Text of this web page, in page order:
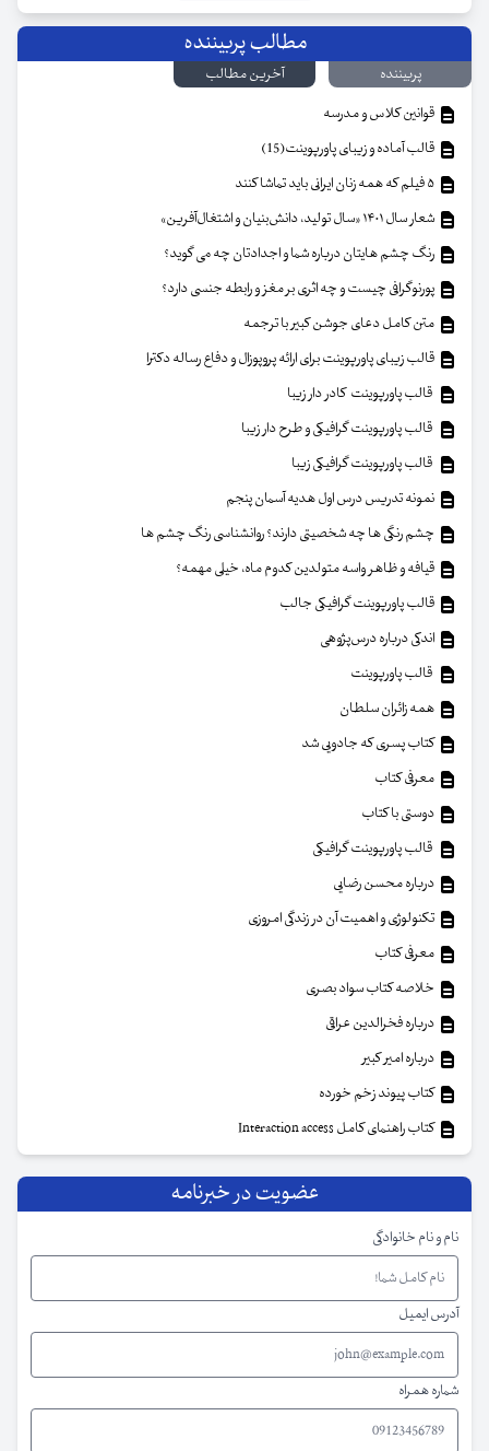
مطالب پربیننده
پربیننده
آخرین مطالب
قوانین کلاس و مدرسه
قالب آماده و زیبای پاورپوینت(15)
شعار سال ۱۴۰۱ «سال تولید، دانش‌بنیان و اشتغال‌آفرین»
رنگ چشم هایتان درباره شما و اجدادتان چه می گوید؟
پورنوگرافی چیست و چه اثری بر مغز و رابطه جنسی دارد؟
متن کامل دعای جوشن کبیر با ترجمه
قالب زیبای پاورپوینت برای ارائه پروپوزال و دفاع رساله دکترا
قالب پاورپوینت کادر دار زیبا
قالب پاورپوینت گرافیکی و طرح دار زیبا
قالب پاورپوینت گرافیکی زیبا
نمونه تدریس درس اول هدیه آسمان پنجم
چشم رنگی ها چه شخصیتی دارند؟ روانشناسی رنگ چشم ها
قیافه و ظاهر واسه متولدین کدوم ماه، خیلی مهمه؟
قالب پاورپوینت گرافیکی جالب
اندکی درباره درس‌پژوهی
قالب پاورپوینت
همه زائران سلطان
کتاب پسری که جادویی شد
معرفی کتاب
دوستی با کتاب
قالب پاورپوینت گرافیکی
درباره محسن رضایی
تکنولوژی و اهمیت آن در زندگی امروزی
معرفی کتاب
خلاصه کتاب سواد بصری
درباره فخرالدین عراقی
درباره امیر کبیر
کتاب پیوند زخم خورده
کتاب راهنمای کامل Interaction access
عضویت در خبرنامه
نام و نام خانوادگی
آدرس ایمیل
شماره همراه